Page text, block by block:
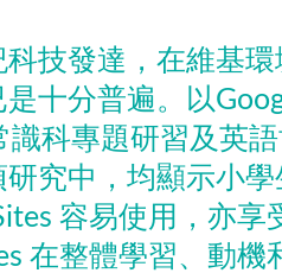
技發達，在維基環
十分普遍。以
識科專題研習及英
研究中，均顯示小學
容易使用，亦享
在整體學習、動機